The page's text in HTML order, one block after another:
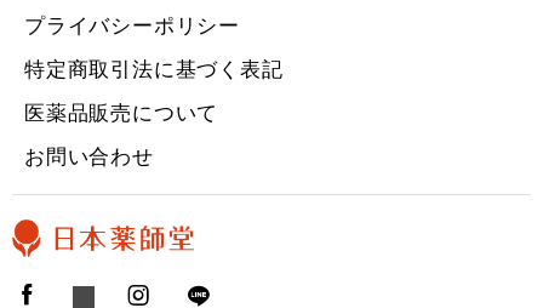
プライバシーポリシー
特定商取引法に基づく表記
医薬品販売について
お問い合わせ